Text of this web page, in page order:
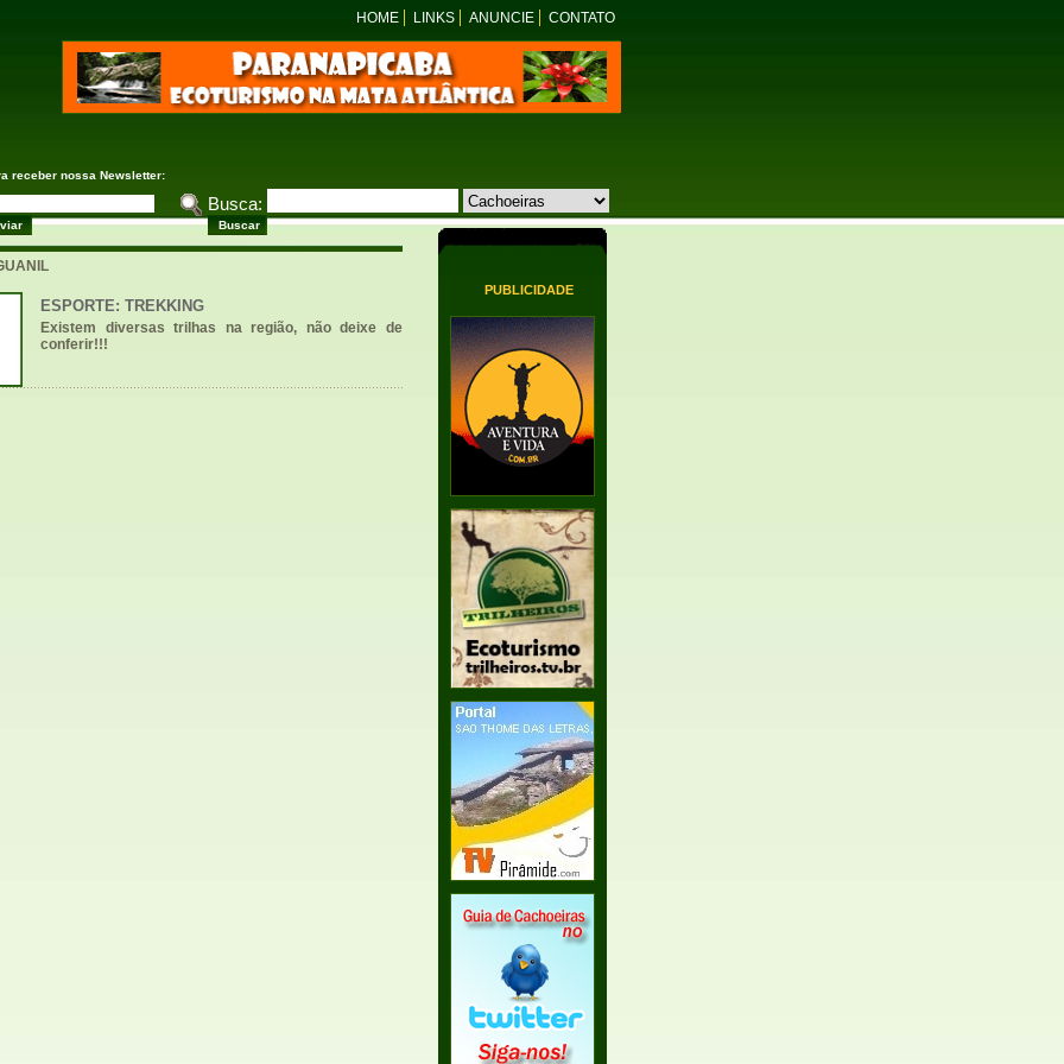
HOME LINKS ANUNCIE CONTATO
Busca:
receber nossa Newsletter:
ESPORTE: TREKKING
Existem diversas trilhas na região, não deixe de
conferir!!!
PUBLICIDADE